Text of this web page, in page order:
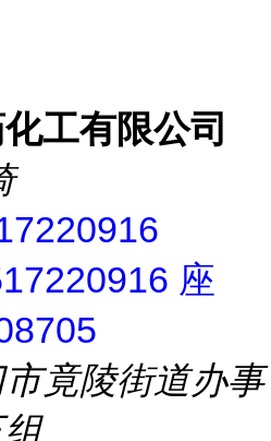
工有限公司
座
竟陵街道办事